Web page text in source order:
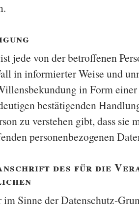
jede von der betroffenen
in informierter Weise und
in Form
bestätigenden
zu verstehen gibt, dass sie
personenbezogenen
des für die
Sinne der Datenschutz-